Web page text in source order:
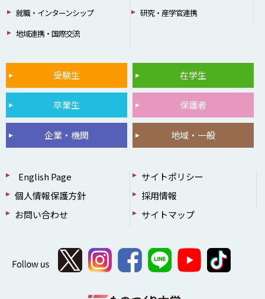
就職・インターンシップ
研究・産学官連携
地域連携・国際交流
受験生 在学生
卒業生 保護者
企業・機関 地域・一般
English Page
サイトポリシー
個人情報保護方針
採用情報
お問い合わせ
サイトマップ